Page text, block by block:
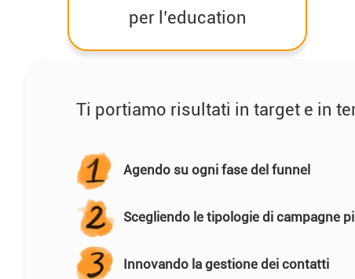
per l’education
Ti portiamo risultati in target e in
Agendo su ogni fase del funnel
Scegliendo le tipologie di campagne
Innovando la gestione dei contatti